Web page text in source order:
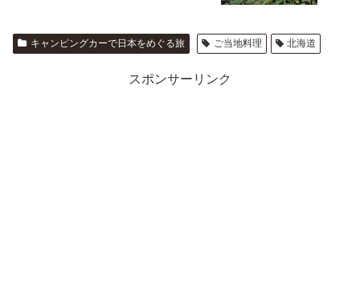
キャンピングカーで日本をめぐる旅 ご当地料理 北海道
スポンサーリンク